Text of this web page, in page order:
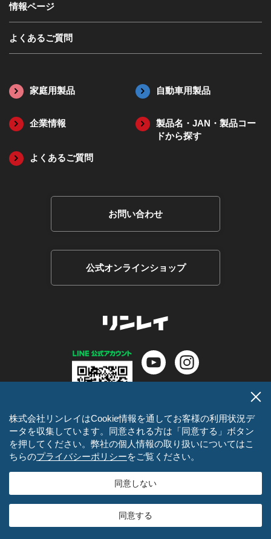
家庭用製品 自動車用製品
企業情報 製品名・JAN・ 製品コー
ドから探す
よくあるご質問
お問い合わせ
公式オンラインショップ
情報ページ
よくあるご質問
プライバシーポリシー
© RINREI CO., LTD. All rights reserved.
株式会社リンレイはCookie情報を通してお客様の利用状況デ
ータを収集しています。同意される方は「同意する」ボタン
を押してください。弊社の個人情報の取り扱いについてはこ
ちらのプライバシーポリシーをご覧ください。
同意しない
同意する